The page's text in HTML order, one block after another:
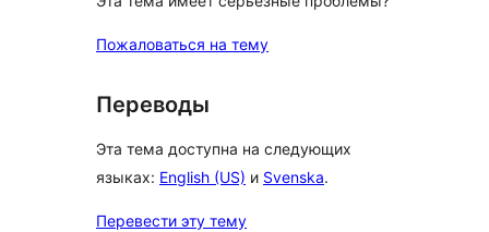
Пожаловаться на тему
Переводы
Эта тема доступна на следующих
языках: English (US) и Svenska.
Перевести эту тему